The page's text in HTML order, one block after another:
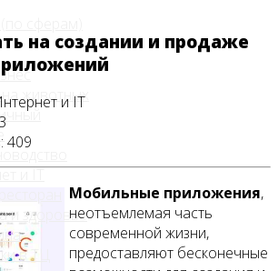
животных
и здоровье
в ТЦ
на создании и продаже
и IT
409
Мобильные приложения,
неотъемлемая часть
современной жизни,
предоставляют бесконечные